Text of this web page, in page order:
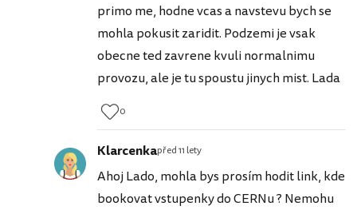
primo me, hodne vcas a navstevu bych se
mohla pokusit zaridit. Podzemi je vsak
obecne ted zavrene kvuli normalnimu
provozu, ale je tu spoustu jinych mist. Lada
0
Klarcenkapřed 11 lety
Ahoj Lado, mohla bys prosím hodit link, kde
bookovat vstupenky do CERNu ? Nemohu